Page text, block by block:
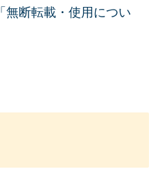
無断転載・使用につい